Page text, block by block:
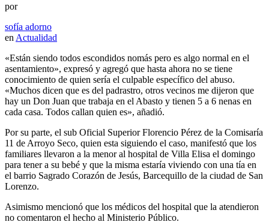
por
sofía adorno
en Actualidad
«Están siendo todos escondidos nomás pero es algo normal en el
asentamiento», expresó y agregó que hasta ahora no se tiene
conocimiento de quien sería el culpable específico del abuso.
«Muchos dicen que es del padrastro, otros vecinos me dijeron que
hay un Don Juan que trabaja en el Abasto y tienen 5 a 6 nenas en
cada casa. Todos callan quien es», añadió.
Por su parte, el sub Oficial Superior Florencio Pérez de la Comisaría
11 de Arroyo Seco, quien esta siguiendo el caso, manifestó que los
familiares llevaron a la menor al hospital de Villa Elisa el domingo
para tener a su bebé y que la misma estaría viviendo con una tía en
el barrio Sagrado Corazón de Jesús, Barcequillo de la ciudad de San
Lorenzo.
Asimismo mencionó que los médicos del hospital que la atendieron
no comentaron el hecho al Ministerio Público.